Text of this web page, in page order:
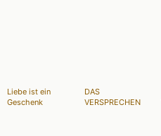
Liebe ist ein
Geschenk
DAS
VERSPRECHEN